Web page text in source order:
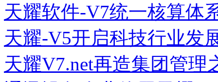
天耀软件-V7统一核算体
天耀-V5开启科技行业发
天耀V7.net再造集团管理